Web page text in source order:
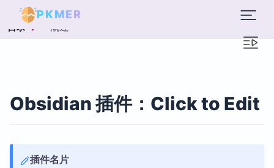
PKMER
目录 概述
Obsidian 插件：Click to Edit
插件名片